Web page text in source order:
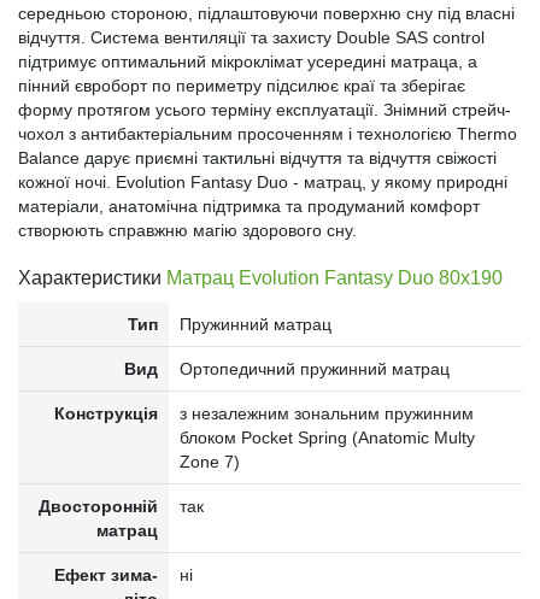
середньою стороною, підлаштовуючи поверхню сну під власні
відчуття. Система вентиляції та захисту Double SAS control
підтримує оптимальний мікроклімат усередині матраца, а
пінний євроборт по периметру підсилює краї та зберігає
форму протягом усього терміну експлуатації. Знімний стрейч-
чохол з антибактеріальним просоченням і технологією Thermo
Balance дарує приємні тактильні відчуття та відчуття свіжості
кожної ночі. Evolution Fantasy Duo - матрац, у якому природні
матеріали, анатомічна підтримка та продуманий комфорт
створюють справжню магію здорового сну.
Характеристики Матрац Evolution Fantasy Duo 80х190
Тип Пружинний матрац
Вид Ортопедичний пружинний матрац
Конструкція
з незалежним зональним пружинним
блоком Pocket Spring (Anatomic Multy
Zone 7)
Двосторонній
матрац
так
Ефект зима-
ні